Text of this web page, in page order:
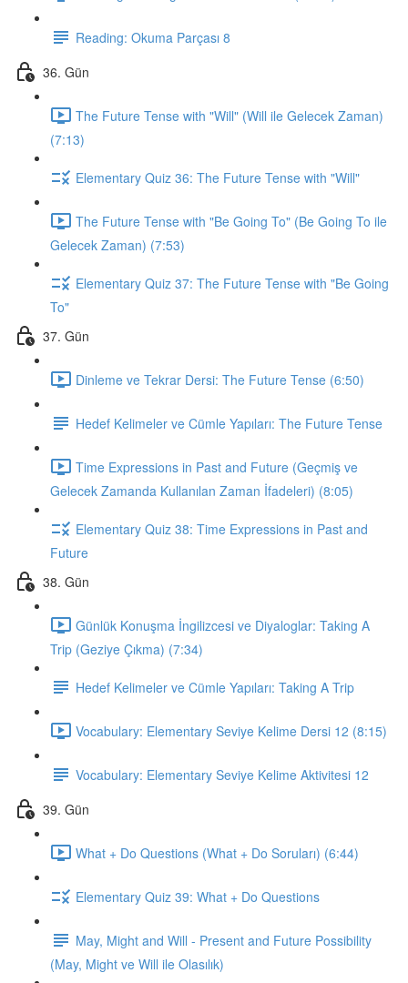
Reading: Okuma Parçası 8
36. Gün
The Future Tense with "Will" (Will ile Gelecek Zaman)
(7:13)
Elementary Quiz 36: The Future Tense with "Will"
The Future Tense with "Be Going To" (Be Going To ile
Gelecek Zaman) (7:53)
Elementary Quiz 37: The Future Tense with "Be Going
To"
37. Gün
Dinleme ve Tekrar Dersi: The Future Tense (6:50)
Hedef Kelimeler ve Cümle Yapıları: The Future Tense
Time Expressions in Past and Future (Geçmiş ve
Gelecek Zamanda Kullanılan Zaman İfadeleri) (8:05)
Elementary Quiz 38: Time Expressions in Past and
Future
38. Gün
Günlük Konuşma İngilizcesi ve Diyaloglar: Taking A
Trip (Geziye Çıkma) (7:34)
Hedef Kelimeler ve Cümle Yapıları: Taking A Trip
Vocabulary: Elementary Seviye Kelime Dersi 12 (8:15)
Vocabulary: Elementary Seviye Kelime Aktivitesi 12
39. Gün
What + Do Questions (What + Do Soruları) (6:44)
Elementary Quiz 39: What + Do Questions
May, Might and Will - Present and Future Possibility
(May, Might ve Will ile Olasılık)